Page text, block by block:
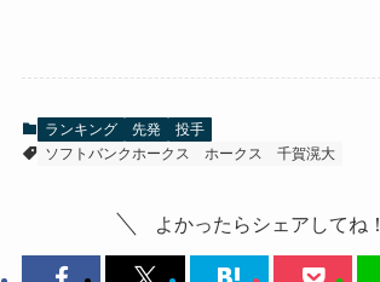
ランキング 先発
投手
ソフトバンクホークス
ホークス 千賀滉大
よかったらシェアしてね！